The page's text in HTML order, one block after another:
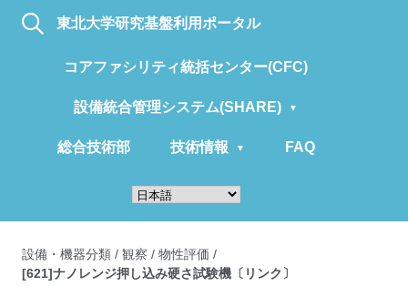
東北大学研究基盤利用ポータル
コアファシリティ統括センター(CFC)
設備統合管理システム(SHARE)
総合技術部 技術情報 FAQ
設備・機器分類 / 観察 / 物性評価 /
[621]ナノレンジ押し込み硬さ試験機〔リンク〕